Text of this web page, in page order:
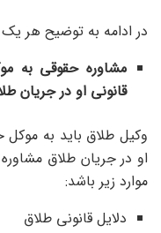
در ادامه به توضیح هر یک
مشاوره حقوقی به
قانونی او در جریان
وکیل طلاق باید به
او در جریان طلاق
موارد زیر باشد:
دلایل قانونی طلاق